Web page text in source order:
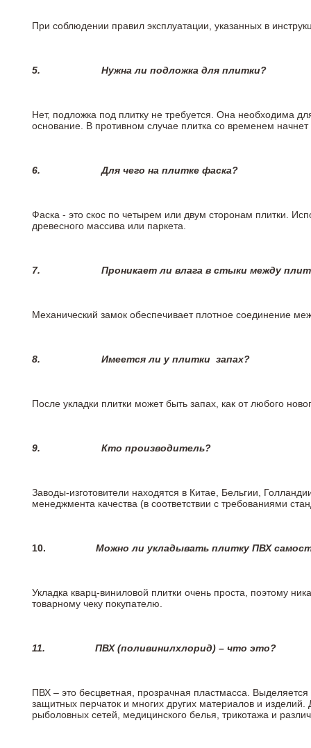
При соблюдении правил эксплуатации, указанных в
5. Нужна ли подложка для плитки?
Нет, подложка под плитку не требуется. Она необходима
основание. В противном случае плитка со временем
6.Для чего на плитке фаска?
Фаска - это скос по четырем или двум сторонам плитки.
древесного массива или паркета.
7. Проникает ли влага в стыки между
Механический замок обеспечивает плотное соединение
8. Имеется ли у плитки запах?
После укладки плитки может быть запах, как от любого
9. Кто производитель?
Заводы-изготовители находятся в Китае, Бельгии,
менеджмента качества (в соответствии с требованиями
10. Можно ли укладывать плитку ПВХ
Укладка кварц-виниловой плитки очень проста, поэтому
товарному чеку покупателю.
11. ПВХ (поливинилхлорид) – что это?
ПВХ – это бесцветная, прозрачная пластмасса.
защитных перчаток и многих других материалов и
рыболовных сетей, медицинского белья, трикотажа и